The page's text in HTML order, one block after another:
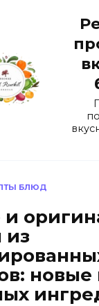
БЛЮД
и
из
новые